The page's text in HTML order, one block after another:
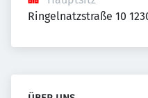
Ringelnatzstraße 10